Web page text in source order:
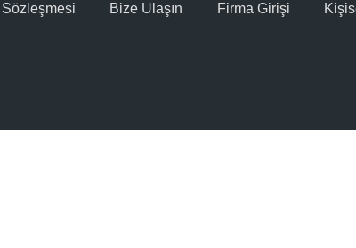
Sözleşmesi Bize Ulaşın Firma Girişi